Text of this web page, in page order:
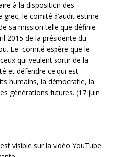
à la disposition des
le comité d’audit estime
sa mission telle que définie
2015 de la présidente du
Le comité espère que le
qui veulent sortir de la
et défendre ce qui est
humains, la démocratie, la
générations futures. (17 juin
visible sur la vidéo YouTube